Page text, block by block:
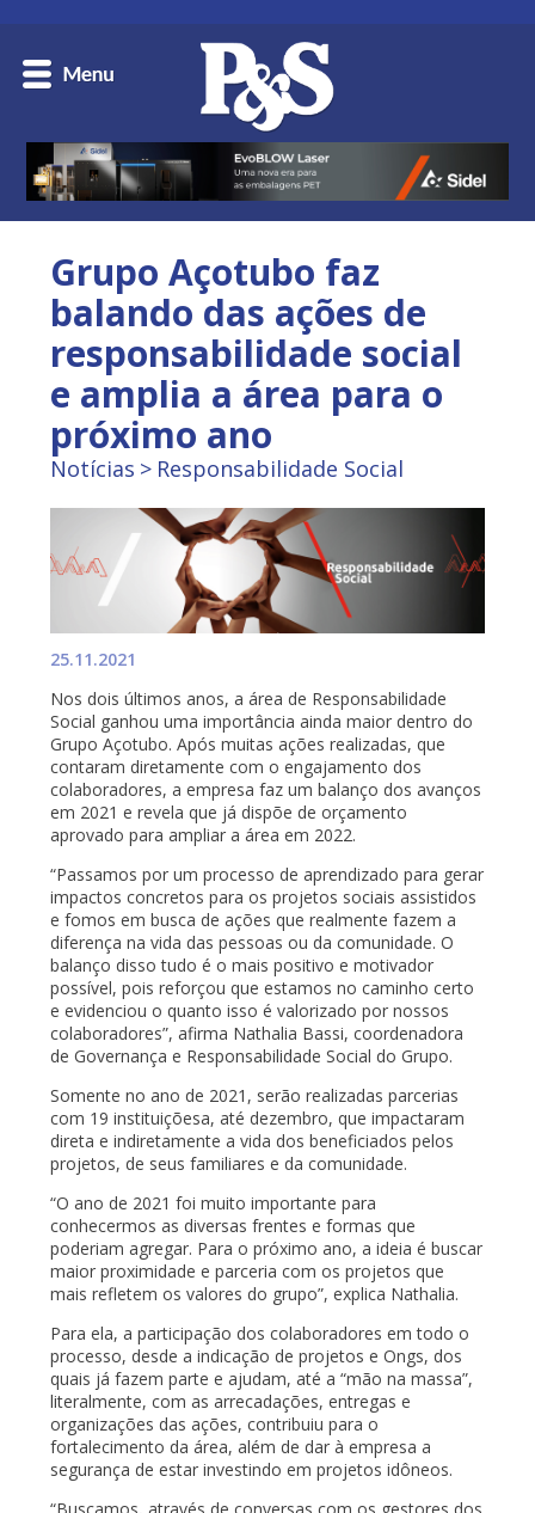
Grupo Açotubo faz
balando das ações de
responsabilidade social
e amplia a área para o
próximo ano
Notícias Responsabilidade Social
25.11.2021
Nos dois últimos anos, a área de Responsabilidade
Social ganhou uma importância ainda maior dentro do
Grupo Açotubo. Após muitas ações realizadas, que
contaram diretamente com o engajamento dos
colaboradores, a empresa faz um balanço dos avanços
em 2021 e revela que já dispõe de orçamento
aprovado para ampliar a área em 2022.
“Passamos por um processo de aprendizado para gerar
impactos concretos para os projetos sociais assistidos
e fomos em busca de ações que realmente fazem a
diferença na vida das pessoas ou da comunidade. O
balanço disso tudo é o mais positivo e motivador
possível, pois reforçou que estamos no caminho certo
e evidenciou o quanto isso é valorizado por nossos
colaboradores”, afirma Nathalia Bassi, coordenadora
de Governança e Responsabilidade Social do Grupo.
Somente no ano de 2021, serão realizadas parcerias
com 19 instituiçõesa, até dezembro, que impactaram
direta e indiretamente a vida dos beneficiados pelos
projetos, de seus familiares e da comunidade.
“O ano de 2021 foi muito importante para
conhecermos as diversas frentes e formas que
poderiam agregar. Para o próximo ano, a ideia é buscar
maior proximidade e parceria com os projetos que
mais refletem os valores do grupo”, explica Nathalia.
Para ela, a participação dos colaboradores em todo o
processo, desde a indicação de projetos e Ongs, dos
quais já fazem parte e ajudam, até a “mão na massa”,
literalmente, com as arrecadações, entregas e
organizações das ações, contribuiu para o
fortalecimento da área, além de dar à empresa a
segurança de estar investindo em projetos idôneos.